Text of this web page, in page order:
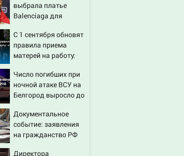
выбрала платье
Balenciaga для
С 1 сентября обновят
правила приема
матерей на работу:
Число погибших при
ночной атаке ВСУ на
Белгород выросло до
Документальное
событие: заявления
на гражданство РФ
Директора